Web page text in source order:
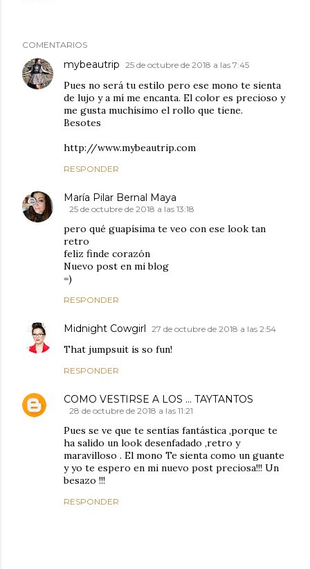
COMENTARIOS
mybeautrip 25 de octubre de 2018 a las 7:45
Pues no será tu estilo pero ese mono te sienta
de lujo y a mí me encanta. El color es precioso y
me gusta muchísimo el rollo que tiene.
Besotes
http://www.mybeautrip.com
RESPONDER
María Pilar Bernal Maya
25 de octubre de 2018 a las 13:18
pero qué guapísima te veo con ese look tan
retro
feliz finde corazón
Nuevo post en mi blog
=)
RESPONDER
Midnight Cowgirl 27 de octubre de 2018 a las 2:54
That jumpsuit is so fun!
RESPONDER
COMO VESTIRSE A LOS ... TAYTANTOS
28 de octubre de 2018 a las 11:21
Pues se ve que te sentías fantástica ,porque te
ha salido un look desenfadado ,retro y
maravilloso . El mono Te sienta como un guante
y yo te espero en mi nuevo post preciosa!!! Un
besazo !!!
RESPONDER